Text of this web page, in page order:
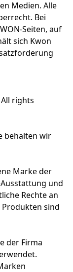
Medien. Alle
Bei
Seiten, auf
sich Kwon
rights
behalten wir
Marke der
und
Rechte an
sind
der Firma